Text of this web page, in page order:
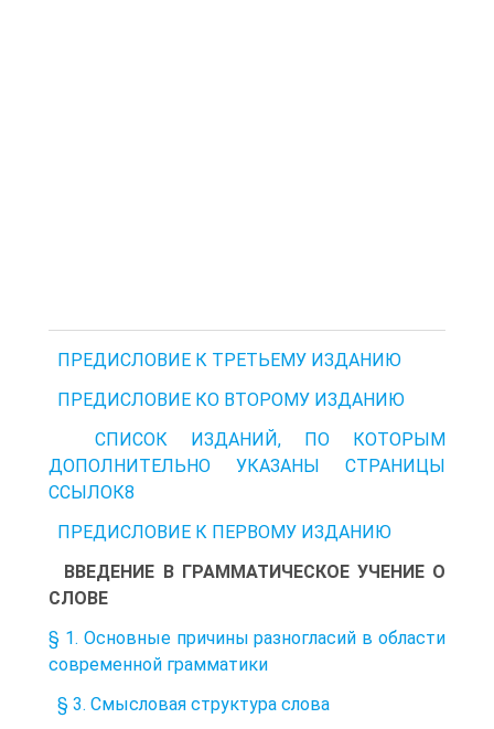
ПРЕДИСЛОВИЕ К ТРЕТЬЕМУ ИЗДАНИЮ
ПРЕДИСЛОВИЕ КО ВТОРОМУ ИЗДАНИЮ
СПИСОК ИЗДАНИЙ, ПО КОТОРЫМ
ДОПОЛНИТЕЛЬНО УКАЗАНЫ СТРАНИЦЫ
ССЫЛОК8
ПРЕДИСЛОВИЕ К ПЕРВОМУ ИЗДАНИЮ
ВВЕДЕНИЕ В ГРАММАТИЧЕСКОЕ УЧЕНИЕ О
СЛОВЕ
§ 1. Основные причины разногласий в области
современной грамматики
§ 3. Смысловая структура слова